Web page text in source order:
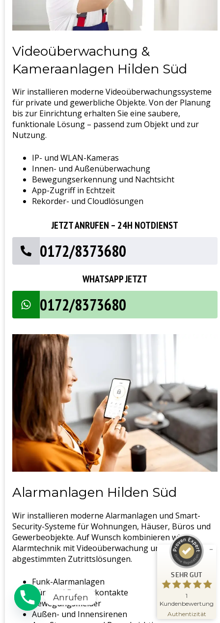
Videoüberwachung &
Kameraanlagen Hilden Süd
Wir installieren moderne Videoüberwachungssysteme
für private und gewerbliche Objekte. Von der Planung
bis zur Einrichtung erhalten Sie eine saubere,
funktionale Lösung – passend zum Objekt und zur
Nutzung.
IP- und WLAN-Kameras
Innen- und Außenüberwachung
Bewegungserkennung und Nachtsicht
App-Zugriff in Echtzeit
Rekorder- und Cloudlösungen
JETZT ANRUFEN – 24H NOTDIENST
0172/8373680
WHATSAPP JETZT
0172/8373680
Alarmanlagen Hilden Süd
Wir installieren moderne Alarmanlagen und Smart-
Security-Systeme für Wohnungen, Häuser, Büros und
Gewerbeobjekte. Auf Wunsch kombinieren wir
Alarmtechnik mit Videoüberwachung und
abgestimmten Zutrittslösungen.
Funk-Alarmanlagen
Tür- und Fensterkontakte
Bewegungsmelder
Außen- und Innensirenen
Anrufen
SEHR GUT
1
Kundenbewertung
Authentizität
Kundenbewertungen und Erfahrungen zu
Schlüsseldienst Meisterwerk
100
%
Empfehlungen auf
ProvenExpert.com
SEHR GUT
5,00
/
5,00
Bewertung auf ProvenExpert.com
Erfahren Sie mehr über dieses
Bewertungssiegel
09.11.2025
Profil ansehen